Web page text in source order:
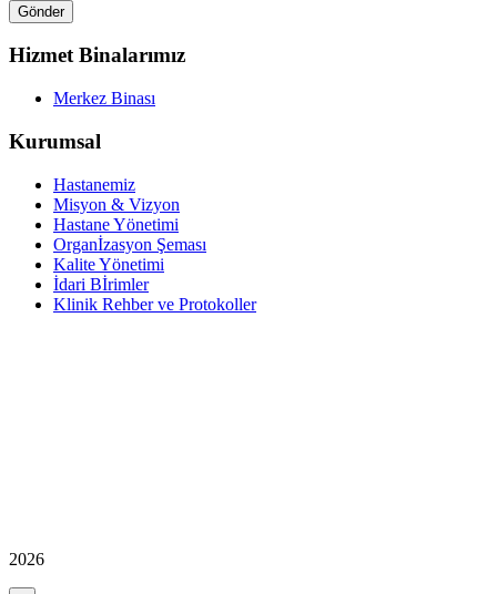
Hizmet Binalarımız
Merkez Binası
Kurumsal
Hastanemiz
Misyon & Vizyon
Hastane Yönetimi
Organİzasyon Şeması
Kalite Yönetimi
İdari Bİrimler
Klinik Rehber ve Protokoller
2026